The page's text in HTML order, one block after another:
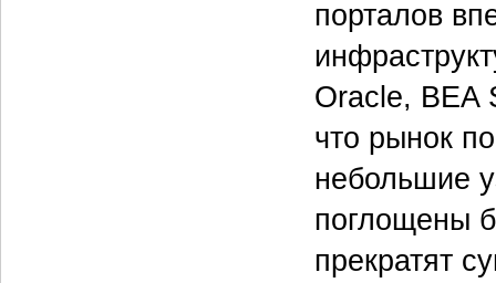
порталов
Oracle, BEA
что рынок
небольшие
поглощены
прекратят